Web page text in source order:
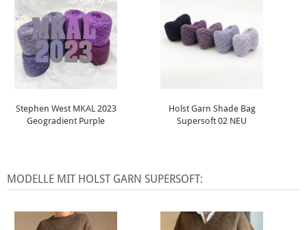
Stephen West MKAL 2023
Geogradient Purple
Holst Garn Shade Bag
Supersoft 02 NEU
MODELLE MIT HOLST GARN SUPERSOFT: